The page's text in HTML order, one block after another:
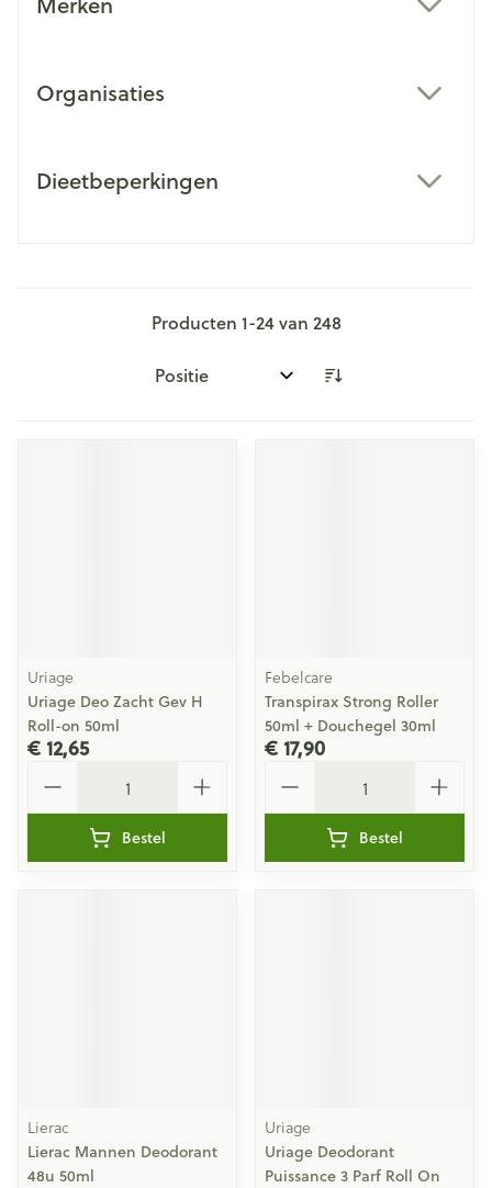
Organisaties
Dieetbeperkingen
Producten 1-24van 248
Sorteer op:
Uriage
Uriage Deo Zacht Gev H
Roll-on 50ml
€ 12,65
Bestel
Febelcare
Transpirax Strong Roller
50ml + Douchegel 30ml
€ 17,90
Bestel
Lierac
Lierac Mannen Deodorant
48u 50ml
Uriage
Uriage Deodorant
Puissance 3 Parf Roll On